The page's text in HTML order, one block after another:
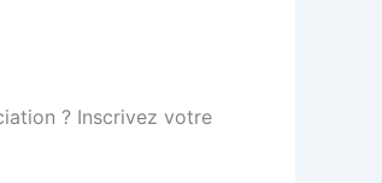
? Inscrivez votre